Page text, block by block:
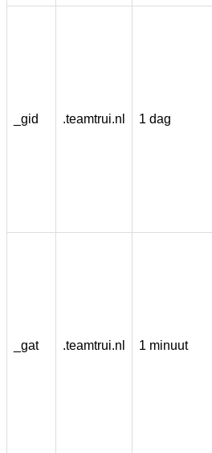
_gid .teamtrui.nl 1 dag
_gat .teamtrui.nl 1 minuut